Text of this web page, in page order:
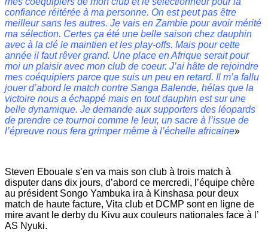
confiance réitérée à ma personne. On est peut pas être
meilleur sans les autres. Je vais en Zambie pour avoir mérité
ma sélection. Certes ça été une belle saison chez dauphin
avec à la clé le maintien et les play-offs. Mais pour cette
année il faut rêver grand. Une place en Afrique serait pour
moi un plaisir avec mon club de coeur. J’ai hâte de rejoindre
mes coéquipiers parce que suis un peu en retard. Il m’a fallu
jouer d’abord le match contre Sanga Balende, hélas que la
victoire nous a échappé mais en tout dauphin est sur une
belle dynamique. Je demande aux supporters des léopards
de prendre ce tournoi comme le leur, un sacre à l’issue de
l’épreuve nous fera grimper même à l’échelle africaine»
Steven Ebouale s’en va mais son club à trois match à
disputer dans dix jours, d’abord ce mercredi, l’équipe chère
au président Songo Yambuka ira à Kinshasa pour deux
match de haute facture, Vita club et DCMP sont en ligne de
mire avant le derby du Kivu aux couleurs nationales face à l’
AS Nyuki.